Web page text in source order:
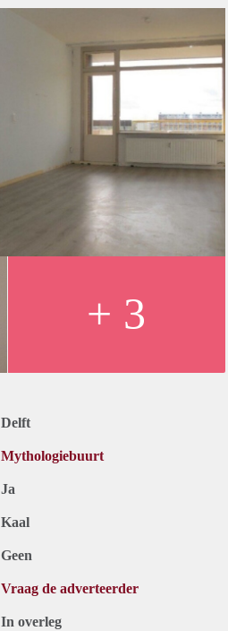
+ 3
Delft
Mythologiebuurt
Ja
Kaal
Geen
Vraag de adverteerder
In overleg